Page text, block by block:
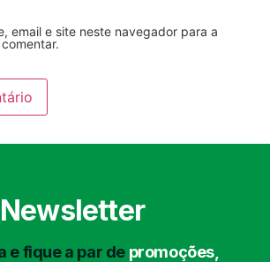
email e site neste navegador para a
Newsletter
e fique a par de promoções,